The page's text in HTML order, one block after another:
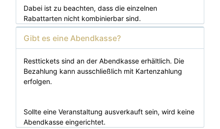
Dabei ist zu beachten, dass die einzelnen
Rabattarten nicht kombinierbar sind.
Gibt es eine Abendkasse?
Resttickets sind an der Abendkasse erhältlich. Die
Bezahlung kann ausschließlich mit Kartenzahlung
erfolgen.
Sollte eine Veranstaltung ausverkauft sein, wird keine
Abendkasse eingerichtet.